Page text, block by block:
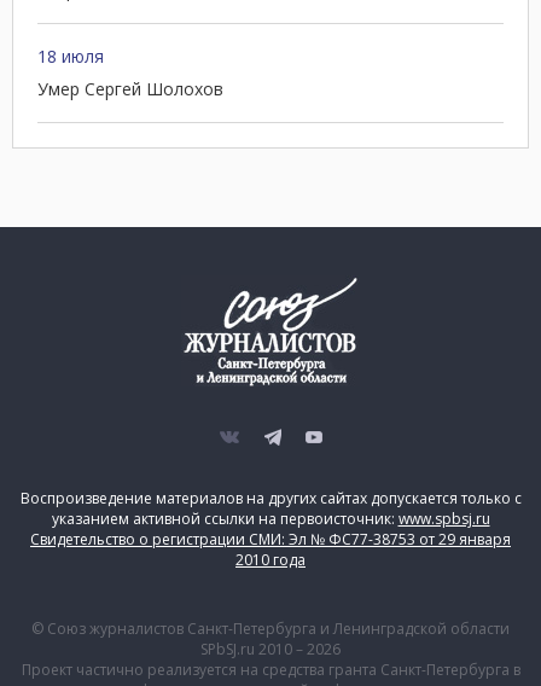
18 июля
Умер Сергей Шолохов
Воспроизведение материалов на других сайтах допускается только с
указанием активной ссылки на первоисточник: www.spbsj.ru
Свидетельство о регистрации СМИ: Эл № ФС77-38753 от 29 января
2010 года
© Союз журналистов Санкт-Петербурга и Ленинградской области
SPbSJ.ru 2010 – 2026
Проект частично реализуется на средства гранта Санкт-Петербурга в